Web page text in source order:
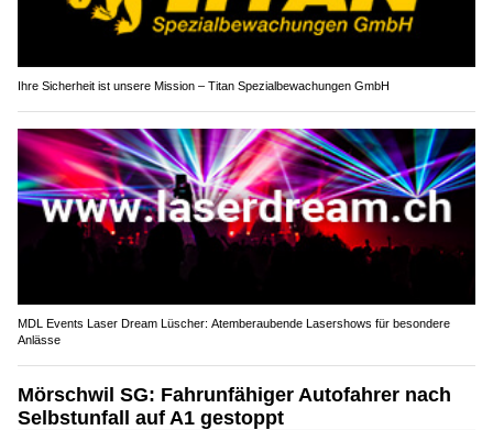
Ihre Sicherheit ist unsere Mission – Titan Spezialbewachungen GmbH
MDL Events Laser Dream Lüscher: Atemberaubende Lasershows für besondere
Anlässe
Mörschwil SG: Fahrunfähiger Autofahrer nach
Selbstunfall auf A1 gestoppt